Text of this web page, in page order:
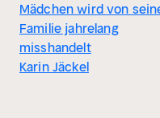
Mädchen wird von
Familie jahrelang
misshandelt
Karin Jäckel